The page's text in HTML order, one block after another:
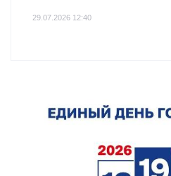
29.07.2026 12:40